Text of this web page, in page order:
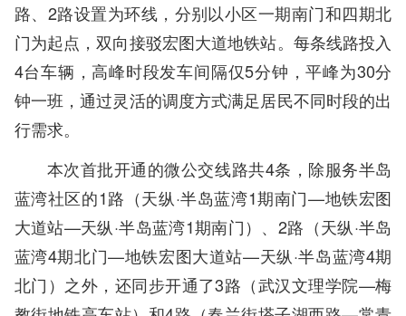
路、2路设置为环线，分别以小区一期南门和四期北
门为起点，双向接驳宏图大道地铁站。每条线路投入
4台车辆，高峰时段发车间隔仅5分钟，平峰为30分
钟一班，通过灵活的调度方式满足居民不同时段的出
行需求。
本次首批开通的微公交线路共4条，除服务半岛
蓝湾社区的1路（天纵·半岛蓝湾1期南门—地铁宏图
大道站—天纵·半岛蓝湾1期南门）、2路（天纵·半岛
蓝湾4期北门—地铁宏图大道站—天纵·半岛蓝湾4期
北门）之外，还同步开通了3路（武汉文理学院—梅